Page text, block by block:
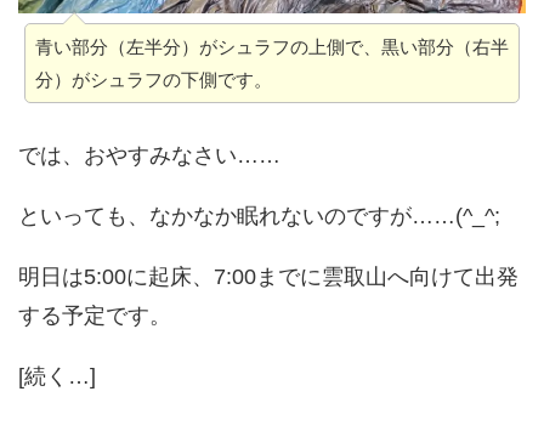
青い部分（左半分）がシュラフの上側で、黒い部分（右半
分）がシュラフの下側です。
では、おやすみなさい……
といっても、なかなか眠れないのですが……(^_^;
明日は5:00に起床、7:00までに雲取山へ向けて出発
する予定です。
[続く…]